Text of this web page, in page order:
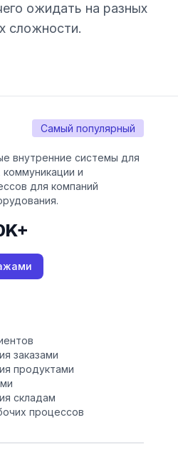
ожидать на разных
сложности.
Самый популярный
внутренние системы для
и
для компаний
заказами
продуктами
складам
процессов